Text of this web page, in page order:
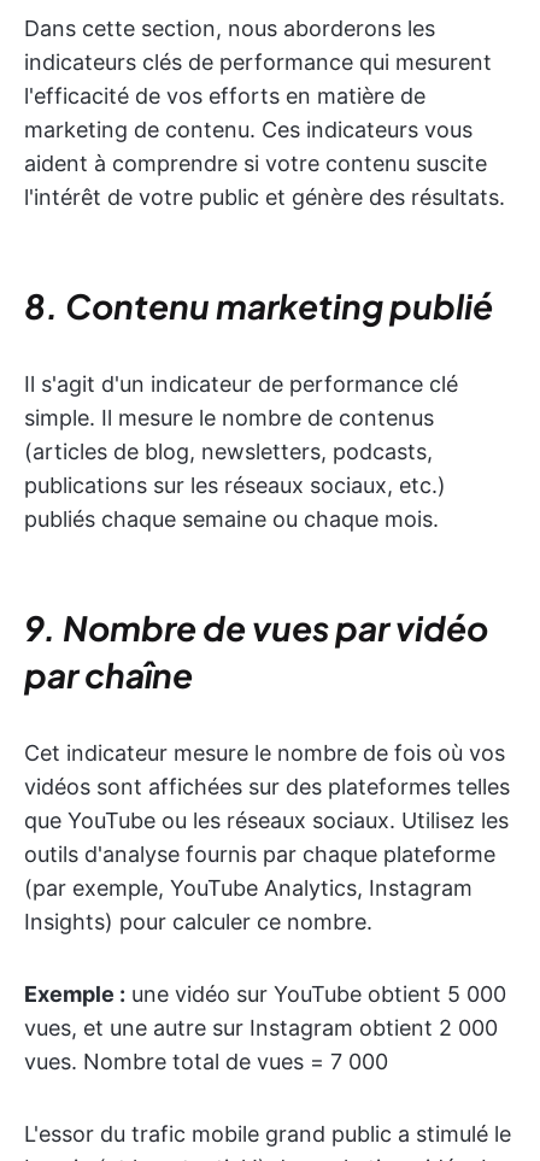
Dans cette section, nous aborderons les
indicateurs clés de performance qui mesurent
l'efficacité de vos efforts en matière de
marketing de contenu. Ces indicateurs vous
aident à comprendre si votre contenu suscite
l'intérêt de votre public et génère des résultats.
8. Contenu marketing publié
Il s'agit d'un indicateur de performance clé
simple. Il mesure le nombre de contenus
(articles de blog, newsletters, podcasts,
publications sur les réseaux sociaux, etc.)
publiés chaque semaine ou chaque mois.
9. Nombre de vues par vidéo
par chaîne
Cet indicateur mesure le nombre de fois où vos
vidéos sont affichées sur des plateformes telles
que YouTube ou les réseaux sociaux. Utilisez les
outils d'analyse fournis par chaque plateforme
(par exemple, YouTube Analytics, Instagram
Insights) pour calculer ce nombre.
Exemple : une vidéo sur YouTube obtient 5 000
vues, et une autre sur Instagram obtient 2 000
vues. Nombre total de vues = 7 000
L'essor du trafic mobile grand public a stimulé le